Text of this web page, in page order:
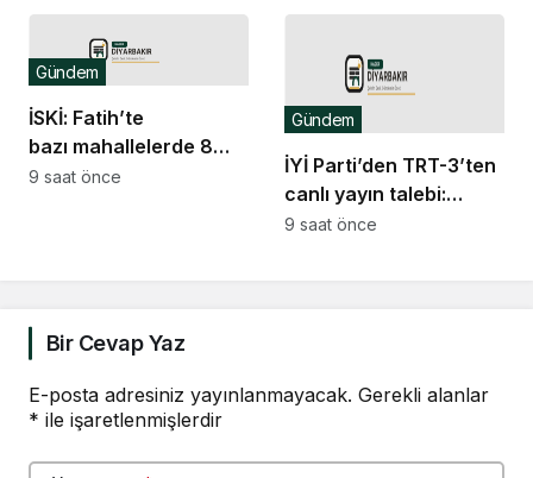
içerisinde yer alır
Cumhur İttifakı ile
somut göstergesini
Etimesgut
Belediyesi’nde gördük
İSKİ: Fatih’te
bazı mahallelerde 8
saatlik su kesintisi
Gündem
9 saat önce
İYİ Parti’den TRT-3’ten
canlı yayın talebi:
“Çerçeve yasa
Gündem
9 saat önce
Bir Cevap Yaz
E-posta adresiniz yayınlanmayacak. Gerekli alanlar
* ile işaretlenmişlerdir